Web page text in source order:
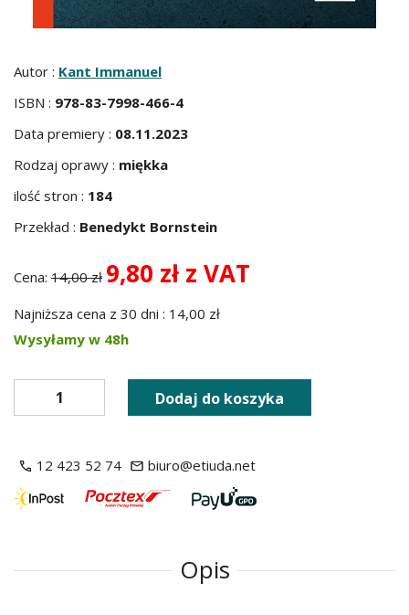
Autor : Kant Immanuel
ISBN : 978-83-7998-466-4
Data premiery : 08.11.2023
Rodzaj oprawy : miękka
ilość stron : 184
Przekład : Benedykt Bornstein
Cena: 14,00 zł 9,80 zł z VAT
Najniższa cena z 30 dni : 14,00 zł
Wysyłamy w 48h
Dodaj do koszyka
12 423 52 74 biuro@etiuda.net
Opis